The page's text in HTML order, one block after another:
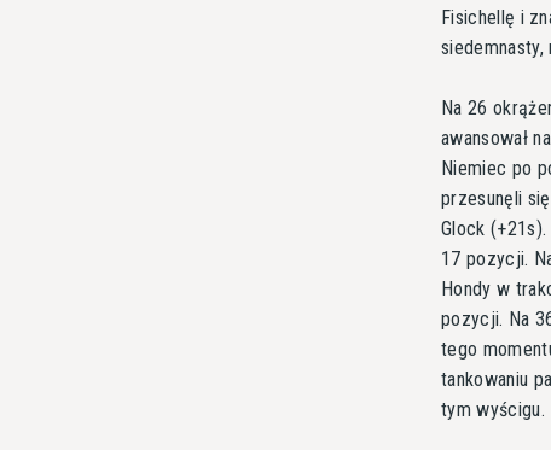
Fisichellę i
Na 26
awansował
Niemiec po
przesunęli
Glock
17 pozycji.
Hondy w
pozycji. Na
tego
tankowaniu
tym wyścigu.